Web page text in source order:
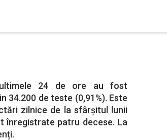
ultimele 24 de ore au fost
34.200 de teste (0,91%). Este
zilnice de la sfârșitul lunii
înregistrate patru decese. La